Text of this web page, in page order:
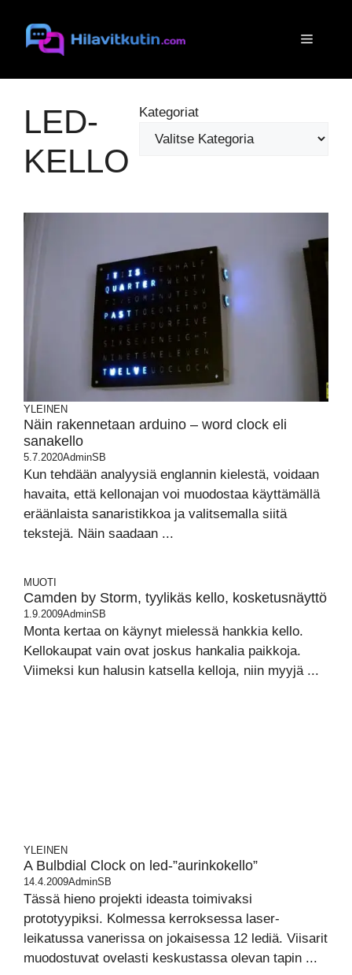
sisältöön
Valikko
LED-
KELLO
Kategoriat
YLEINEN
Näin rakennetaan arduino – word clock eli
sanakello
5.7.2020AdminSB
Kun tehdään analyysiä englannin kielestä, voidaan
havaita, että kellonajan voi muodostaa käyttämällä
eräänlaista sanaristikkoa ja valitsemalla siitä
tekstejä. Näin saadaan ...
MUOTI
Camden by Storm, tyylikäs kello, kosketusnäyttö
1.9.2009AdminSB
Monta kertaa on käynyt mielessä hankkia kello.
Kellokaupat vain ovat joskus hankalia paikkoja.
Viimeksi kun halusin katsella kelloja, niin myyjä ...
YLEINEN
A Bulbdial Clock on led-”aurinkokello”
14.4.2009AdminSB
Tässä hieno projekti ideasta toimivaksi
prototyypiksi. Kolmessa kerroksessa laser-
leikatussa vanerissa on jokaisessa 12 lediä. Viisarit
muodostuvat ovelasti keskustassa olevan tapin ...